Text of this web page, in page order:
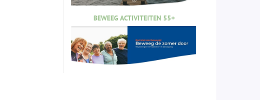
BEWEEG ACTIVITEITEN 55+